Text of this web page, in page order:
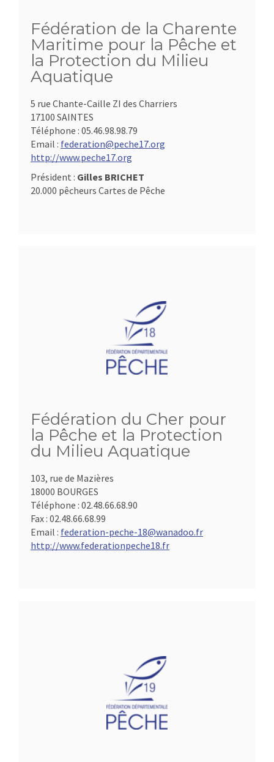
Fédération de la Charente
Maritime pour la Pêche et
la Protection du Milieu
Aquatique
5 rue Chante-Caille ZI des Charriers
17100 SAINTES
Téléphone : 05.46.98.98.79
Email : federation@peche17.org
http://www.peche17.org
Président : Gilles BRICHET
20.000 pêcheurs Cartes de Pêche
Fédération du Cher pour
la Pêche et la Protection
du Milieu Aquatique
103, rue de Mazières
18000 BOURGES
Téléphone : 02.48.66.68.90
Fax : 02.48.66.68.99
Email : federation-peche-18@wanadoo.fr
http://www.federationpeche18.fr